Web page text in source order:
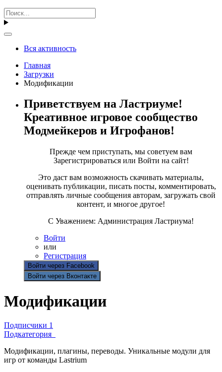
Вся активность
Главная
Загрузки
Модификации
Приветствуем на Ластриуме!
Креативное игровое сообщество
Модмейкеров и Игрофанов!
Прежде чем приступать, мы советуем вам
Зарегистрироваться или Войти на сайт!
Это даст вам возможность скачивать материалы,
оценивать публикации, писать посты, комментировать,
отправлять личные сообщения авторам, загружать свой
контент, и многое другое!
С Уважением: Администрация Ластриума!
Войти
или
Регистрация
Войти через Facebook
Войти через Вконтакте
Модификации
Подписчики 1
Подкатегория
Модификации, плагины, переводы. Уникальные модули для
игр от команды Lastrium